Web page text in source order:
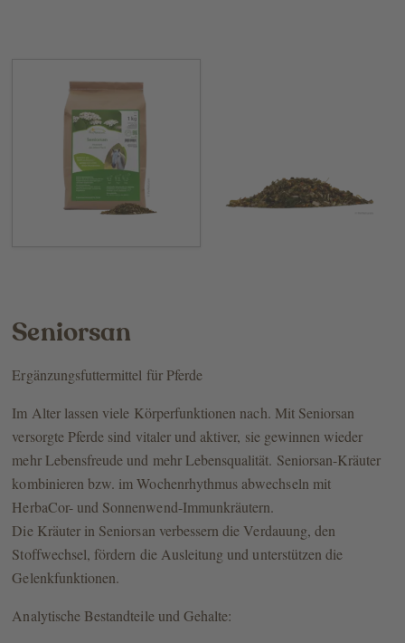
Seniorsan
Ergänzungsfuttermittel für Pferde
Im Alter lassen viele Körperfunktionen nach. Mit Seniorsan
versorgte Pferde sind vitaler und aktiver, sie gewinnen wieder
mehr Lebensfreude und mehr Lebensqualität. Seniorsan-Kräuter
kombinieren bzw. im Wochenrhythmus abwechseln mit
HerbaCor- und Sonnenwend-Immunkräutern.
Die Kräuter in Seniorsan verbessern die Verdauung, den
Stoffwechsel, fördern die Ausleitung und unterstützen die
Gelenkfunktionen.
Analytische Bestandteile und Gehalte: